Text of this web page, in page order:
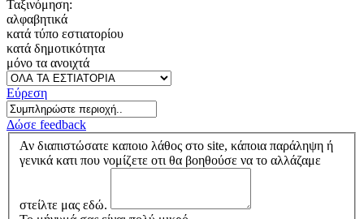
Ταξινόμηση:
αλφαβητικά
κατά τύπο εστιατορίου
κατά δημοτικότητα
μόνο τα ανοιχτά
Εύρεση
Δώσε feedback
Αν διαπιστώσατε καποιο λάθος στο site, κάποια παράληψη ή
γενικά κατι που νομίζετε οτι θα βοηθούσε να το αλλάζαμε
στείλτε μας εδώ.